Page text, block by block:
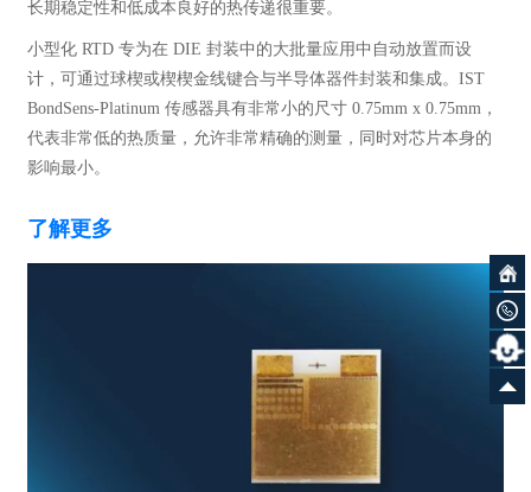
长期稳定性和低成本良好的热传递很重要。
小型化 RTD 专为在 DIE 封装中的大批量应用中自动放置而设
计，可通过球楔或楔楔金线键合与半导体器件封装和集成。IST
BondSens-Platinum 传感器具有非常小的尺寸 0.75mm x 0.75mm，
代表非常低的热质量，允许非常精确的测量，同时对芯片本身的
影响最小。
了解更多